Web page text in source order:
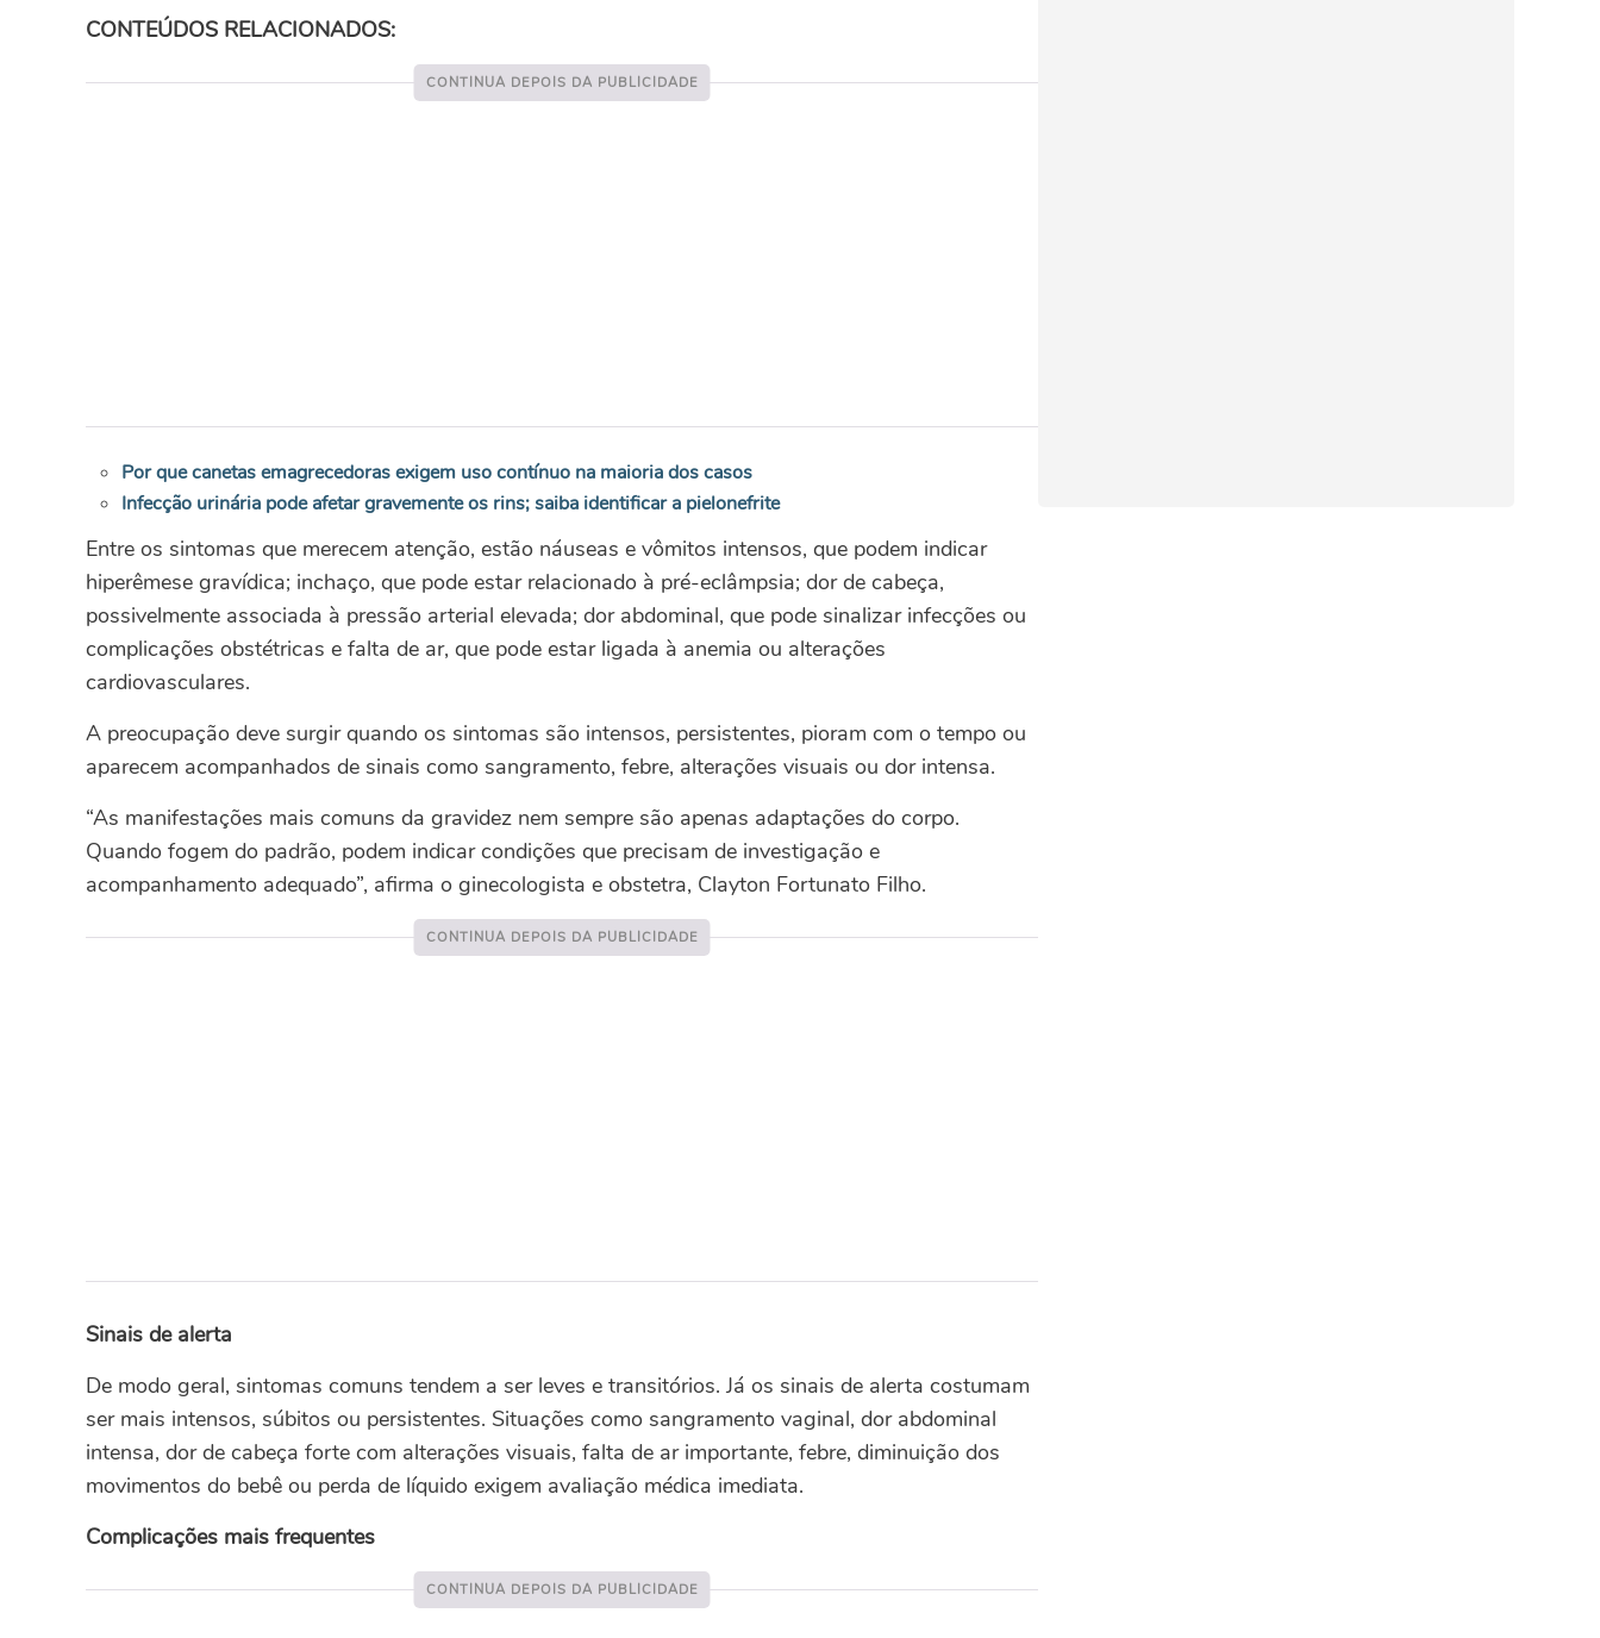
CONTEÚDOS RELACIONADOS:
Por que canetas emagrecedoras exigem uso contínuo na maioria dos casos
Infecção urinária pode afetar gravemente os rins; saiba identificar a pielonefrite
Entre os sintomas que merecem atenção, estão náuseas e vômitos intensos, que podem indicar
hiperêmese gravídica; inchaço, que pode estar relacionado à pré-eclâmpsia; dor de cabeça,
possivelmente associada à pressão arterial elevada; dor abdominal, que pode sinalizar infecções ou
complicações obstétricas e falta de ar, que pode estar ligada à anemia ou alterações
cardiovasculares.
A preocupação deve surgir quando os sintomas são intensos, persistentes, pioram com o tempo ou
aparecem acompanhados de sinais como sangramento, febre, alterações visuais ou dor intensa.
“As manifestações mais comuns da gravidez nem sempre são apenas adaptações do corpo.
Quando fogem do padrão, podem indicar condições que precisam de investigação e
acompanhamento adequado”, afirma o ginecologista e obstetra, Clayton Fortunato Filho.
Sinais de alerta
De modo geral, sintomas comuns tendem a ser leves e transitórios. Já os sinais de alerta costumam
ser mais intensos, súbitos ou persistentes. Situações como sangramento vaginal, dor abdominal
intensa, dor de cabeça forte com alterações visuais, falta de ar importante, febre, diminuição dos
movimentos do bebê ou perda de líquido exigem avaliação médica imediata.
Complicações mais frequentes